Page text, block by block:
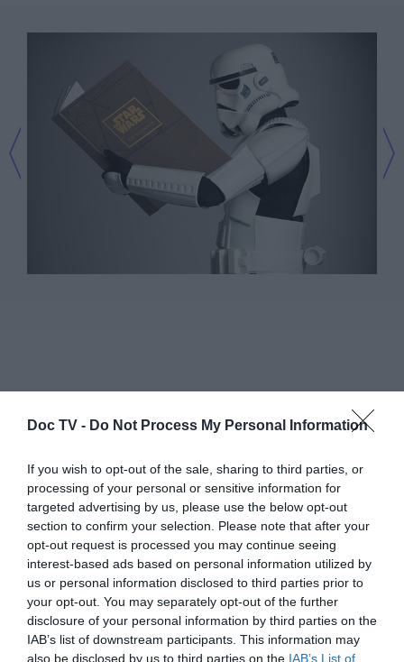
Doc TV - Do Not Process My Personal Information
If you wish to opt-out of the sale, sharing to third parties, or
processing of your personal or sensitive information for
targeted advertising by us, please use the below opt-out
section to confirm your selection. Please note that after your
opt-out request is processed you may continue seeing
interest-based ads based on personal information utilized by
us or personal information disclosed to third parties prior to
your opt-out. You may separately opt-out of the further
disclosure of your personal information by third parties on the
IAB’s list of downstream participants. This information may
also be disclosed by us to third parties on the IAB’s List of